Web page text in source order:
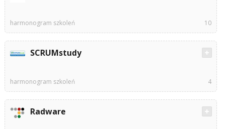
harmonogram szkoleń 10
SCRUMstudy
harmonogram szkoleń 4
Radware